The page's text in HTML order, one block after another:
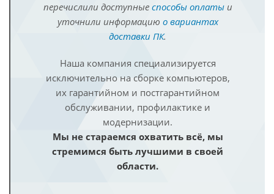
перечислили доступные способы оплатыи
уточнили информацию о вариантах
доставки ПК.
Наша компания специализируется
исключительно на сборке компьютеров,
их гарантийном и постгарантийном
обслуживании, профилактике и
модернизации.
Мы не стараемся охватить всё, мы
стремимся быть лучшими в своей
области.